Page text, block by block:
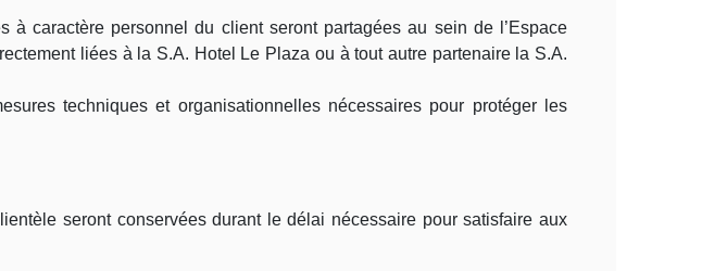
caractère personnel du client seront partagées au sein de l’Espace
liées à la S.A. Hotel Le Plaza ou à tout autre partenaire la S.A.
techniques et organisationnelles nécessaires pour protéger les
seront conservées durant le délai nécessaire pour satisfaire aux